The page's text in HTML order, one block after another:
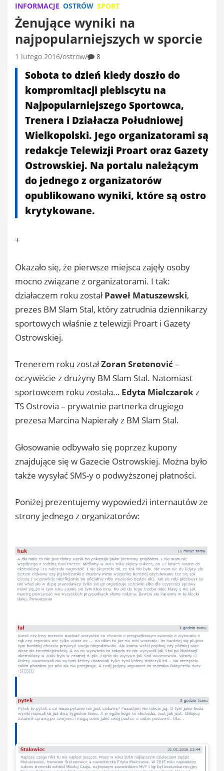
INFORMACJE OSTRÓW SPORT
Żenujące wyniki na
najpopularniejszych w sporcie
1 lutego 2016 ostrow 8
Sobota to dzień kiedy doszło do
kompromitacji plebiscytu na
Najpopularniejszego Sportowca,
Trenera i Działacza Południowej
Wielkopolski. Jego organizatorami są
redakcje Telewizji Proart oraz Gazety
Ostrowskiej. Na portalu należącym
do jednego z organizatorów
opublikowano wyniki, które są ostro
krytykowane.
+
Okazało się, że pierwsze miejsca zajęły osoby
mocno związane z organizatorami. I tak:
działaczem roku zostałPaweł Matuszewski,
prezes BM Slam Stal, który zatrudnia dziennikarzy
sportowych właśnie z telewizji Proart i Gazety
Ostrowskiej.
Trenerem roku zostałZoran Sretenović–
oczywiście z drużyny BM Slam Stal. Natomiast
sportowcem roku została… Edyta Mielczarekz
TS Ostrovia – prywatnie partnerka drugiego
prezesa Marcina Napierały z BM Slam Stal.
Głosowanie odbywało się poprzez kupony
znajdujące się w Gazecie Ostrowskiej. Można było
także wysyłać SMS-y o podwyższonej płatności.
Poniżej prezentujemy wypowiedzi internautów ze
strony jednego z organizatorów: